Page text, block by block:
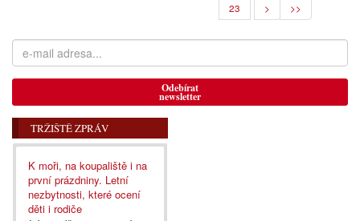
23
> >>
Odebírat
newsletter
TRŽIŠTĚ ZPRÁV
K moři, na koupaliště i na
první prázdniny. Letní
nezbytnosti, které ocení
děti i rodiče